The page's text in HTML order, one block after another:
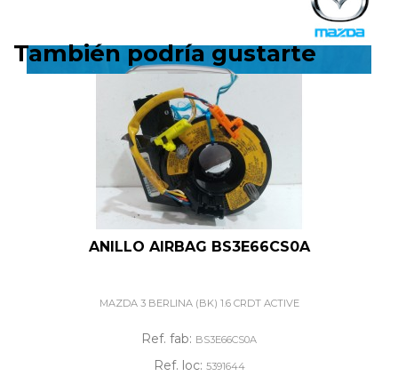
También podría gustarte
ANILLO AIRBAG BS3E66CS0A
MAZDA 3 BERLINA (BK) 1.6 CRDT ACTIVE
Ref. fab: BS3E66CS0A
Ref. loc: 5391644